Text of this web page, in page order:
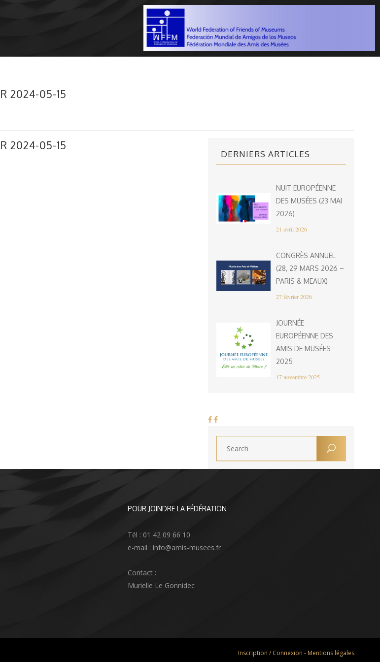
2024-05-15
2024-05-15
DERNIERS ARTICLES
NUIT EUROPÉENNE
DES MUSÉES (23 MAI
2026)
21 avril 2026
CONGRÈS ANNUEL
(28, 29 MARS 2026 –
PARIS & MEAUX)
27 février 2026
JOURNÉE
EUROPÉENNE DES
AMIS DE MUSÉES
2025
17 novembre 2025
POUR JOINDRE LA FÉDÉRATION
Tél : 01 42 09 66 10
e-mail : info@amis-musees.fr
Contact :
Murielle Le Gonnidec
Inscription / Connexion - Mentions légales